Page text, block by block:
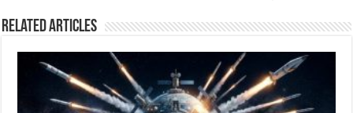
Related Articles